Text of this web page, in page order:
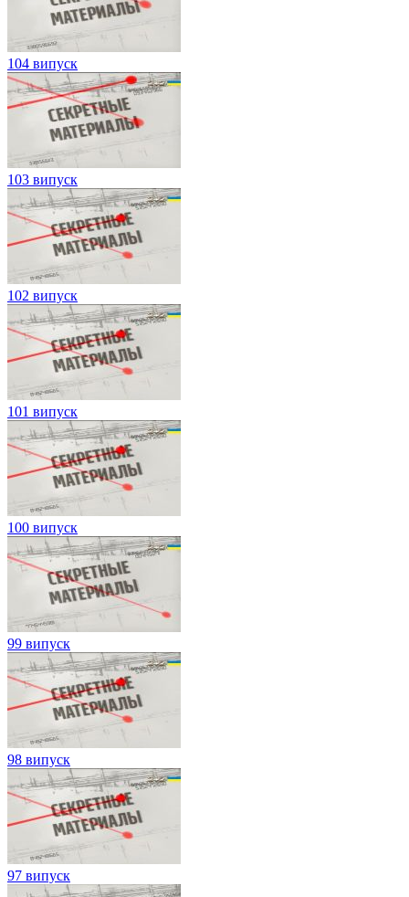
104 випуск
103 випуск
102 випуск
101 випуск
100 випуск
99 випуск
98 випуск
97 випуск